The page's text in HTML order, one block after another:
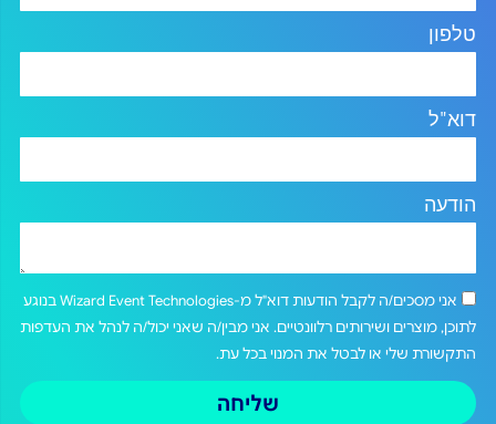
טלפון
דוא"ל
הודעה
אני מסכים/ה לקבל הודעות דוא"ל מ-Wizard Event Technologies בנוגע
לתוכן, מוצרים ושירותים רלוונטיים. אני מבין/ה שאני יכול/ה לנהל את העדפות
התקשורת שלי או לבטל את המנוי בכל עת.
שליחה